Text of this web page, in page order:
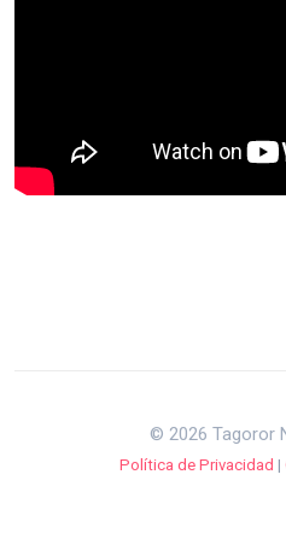
© 2026 Tagoror
Política de Privacidad |